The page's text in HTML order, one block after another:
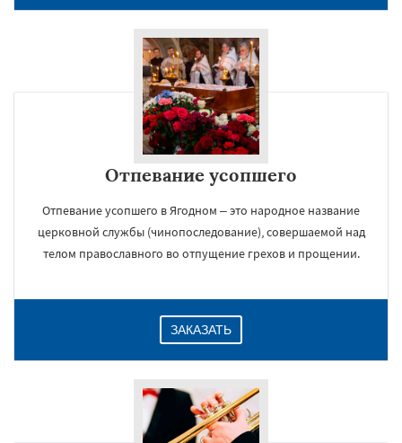
Отпевание усопшего
Отпевание усопшего в Ягодном – это народное название
церковной службы (чинопоследование), совершаемой над
телом православного во отпущение грехов и прощении.
ЗАКАЗАТЬ